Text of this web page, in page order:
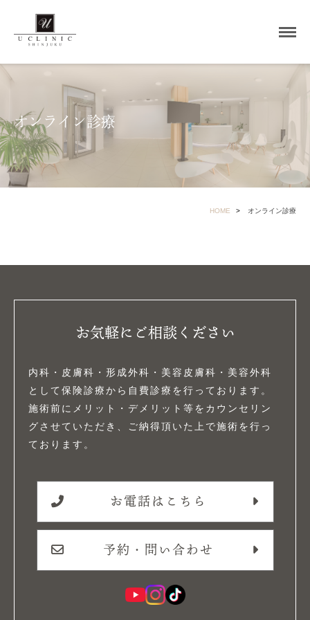
オンライン診療
HOME オンライン診療
お気軽にご相談ください
内科・皮膚科・形成外科・美容皮膚科・美容外科
として保険診療から自費診療を行っております。
施術前にメリット・デメリット等をカウンセリン
グさせていただき、ご納得頂いた上で施術を行っ
ております。
お電話はこちら
予約・問い合わせ